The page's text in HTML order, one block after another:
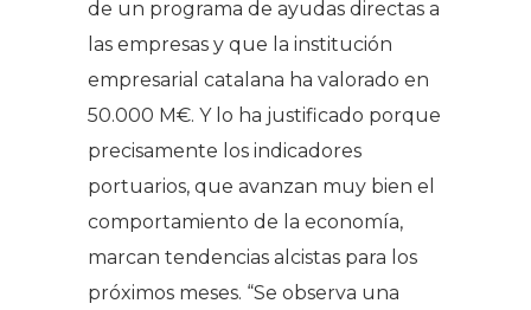
de un programa de ayudas directas a
las empresas y que la institución
empresarial catalana ha valorado en
50.000 M€. Y lo ha justificado porque
precisamente los indicadores
portuarios, que avanzan muy bien el
comportamiento de la economía,
marcan tendencias alcistas para los
próximos meses. “Se observa una